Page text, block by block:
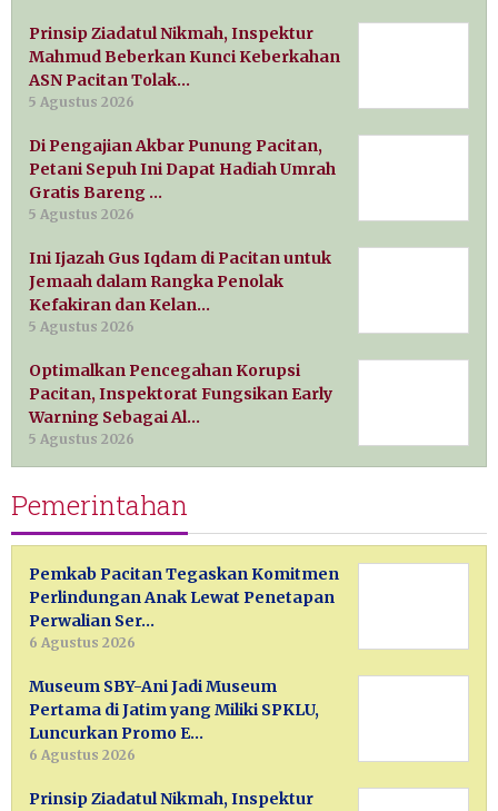
Prinsip Ziadatul Nikmah, Inspektur
Mahmud Beberkan Kunci Keberkahan
ASN Pacitan Tolak…
5 Agustus 2026
Di Pengajian Akbar Punung Pacitan,
Petani Sepuh Ini Dapat Hadiah Umrah
Gratis Bareng …
5 Agustus 2026
Ini Ijazah Gus Iqdam di Pacitan untuk
Jemaah dalam Rangka Penolak
Kefakiran dan Kelan…
5 Agustus 2026
Optimalkan Pencegahan Korupsi
Pacitan, Inspektorat Fungsikan Early
Warning Sebagai Al…
5 Agustus 2026
Pemerintahan
Pemkab Pacitan Tegaskan Komitmen
Perlindungan Anak Lewat Penetapan
Perwalian Ser…
6 Agustus 2026
Museum SBY-Ani Jadi Museum
Pertama di Jatim yang Miliki SPKLU,
Luncurkan Promo E…
6 Agustus 2026
Prinsip Ziadatul Nikmah, Inspektur